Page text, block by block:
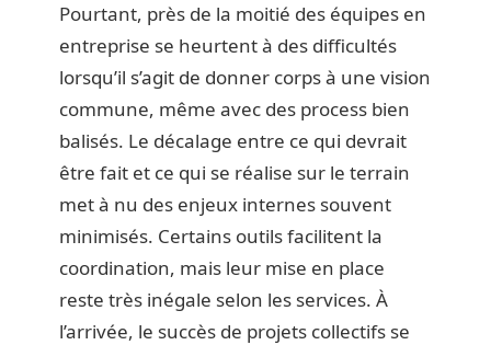
Pourtant, près de la moitié des équipes en
entreprise se heurtent à des difficultés
lorsqu’il s’agit de donner corps à une vision
commune, même avec des process bien
balisés. Le décalage entre ce qui devrait
être fait et ce qui se réalise sur le terrain
met à nu des enjeux internes souvent
minimisés. Certains outils facilitent la
coordination, mais leur mise en place
reste très inégale selon les services. À
l’arrivée, le succès de projets collectifs se